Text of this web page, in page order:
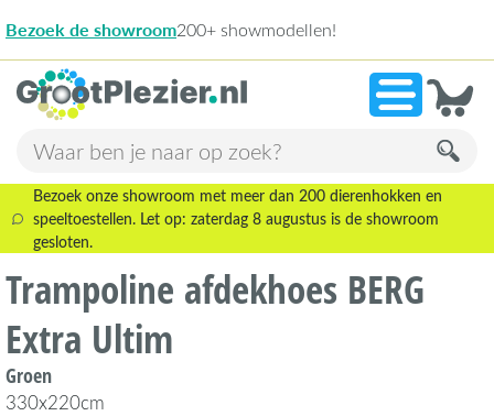
showmodellen!
Bezoek onze showroom met meer dan 200 dierenhokken en
speeltoestellen. Let op: zaterdag 8 augustus is de showroom
gesloten.
Trampoline afdekhoes BERG
Extra Ultim
Groen
330x220cm